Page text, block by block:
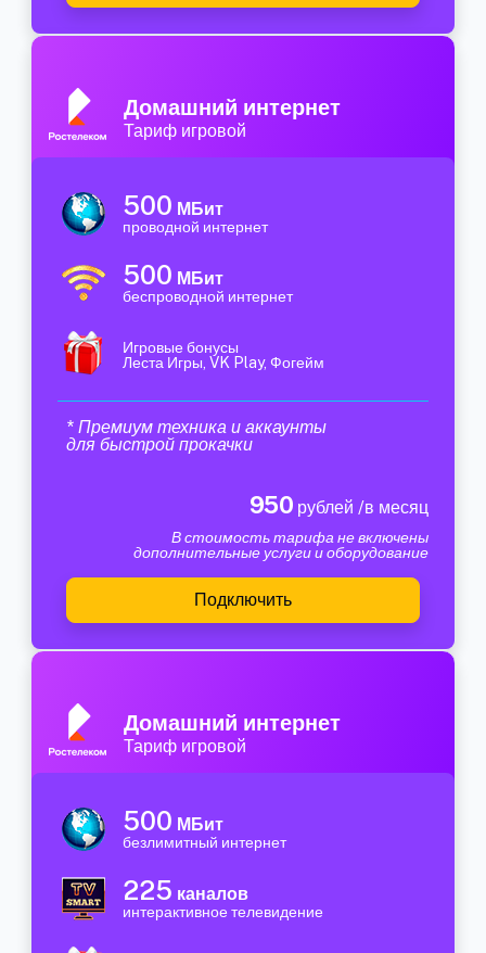
Домашний интернет
Тариф игровой
500 МБит
проводной интернет
500 МБит
беспроводной интернет
Игровые бонусы
Леста Игры, VK Play, Фогейм
* Премиум техника и аккаунты
для быстрой прокачки
950 рублей /в месяц
В стоимость тарифа не включены
дополнительные услуги и оборудование
Подключить
Домашний интернет
Тариф игровой
500 МБит
безлимитный интернет
225 каналов
интерактивное телевидение